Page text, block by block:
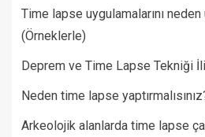
Time lapse uygulamalarını neden
(Örneklerle)
Deprem ve Time Lapse Tekniği
Neden time lapse
Arkeolojik alanlarda time lapse